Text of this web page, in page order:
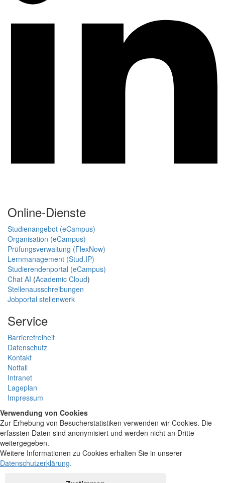
Online-Dienste
Studienangebot (eCampus)
Organisation (eCampus)
Prüfungsverwaltung (FlexNow)
Lernmanagement (Stud.IP)
Studierendenportal (eCampus)
Chat AI (Academic Cloud)
Stellenausschreibungen
Jobportal stellenwerk
Service
Barrierefreiheit
Datenschutz
Kontakt
Notfall
Intranet
Lageplan
Impressum
Verwendung von Cookies
Zur Erhebung von Besucherstatistiken verwenden wir Cookies. Die
erfassten Daten sind anonymisiert und werden nicht an Dritte
weitergegeben.
Weitere Informationen zu Cookies erhalten Sie in unserer
Datenschutzerklärung.